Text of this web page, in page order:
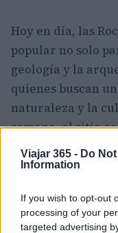
Viajar 365 - Do
Information
If you wish to opt-out
processing of your
targeted advertising
Hoy en día, las
popular no solo
geología y la
quienes buscan
naturaleza y la
semana, el sitio
celebraciones
antiguas
buscas belleza
rica historia y